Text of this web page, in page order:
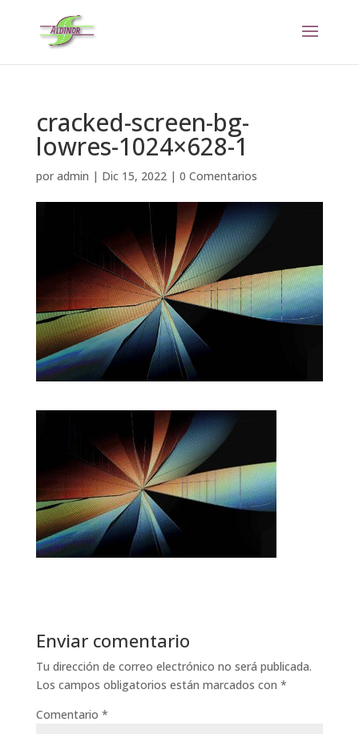
web
sistema
accesibilidad.
cracked-screen-bg-
lowres-1024×628-1
por admin | Dic 15, 2022| 0 Comentarios
Enviar comentario
Tu dirección de correo electrónico no será publicada.
Los campos obligatorios están marcados con *
Comentario *